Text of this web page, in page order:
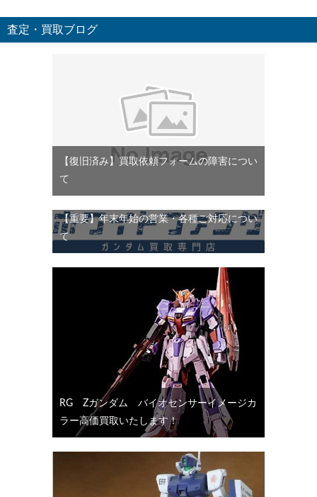
査定・買取ブログ
【復旧済み】買取依頼フォームの障害につい
て
【重要】年末年始の営業・各種ご対応につい
て
RG Ζガンダム バイオセンサーイメージカ
ラー高価買取いたします！